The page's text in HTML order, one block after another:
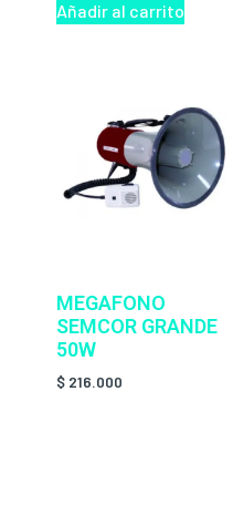
Añadir al carrito
MEGAFONO
SEMCOR GRANDE
50W
$ 216.000